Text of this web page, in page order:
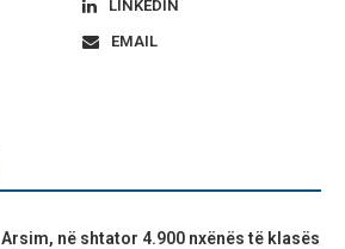
LINKEDIN
EMAIL
Arsim, në shtator 4.900 nxënës të klasës